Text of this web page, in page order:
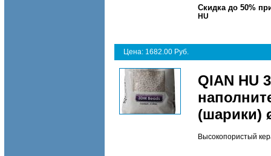
Скидка до 50%
HU
Цена: 1682.00 Руб.
QIAN HU
(шарики)
Высокопористый